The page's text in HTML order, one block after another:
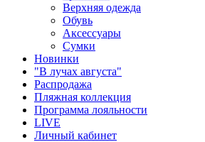
Верхняя одежда
Обувь
Аксессуары
Сумки
Новинки
"В лучах августа"
Распродажа
Пляжная коллекция
Программа лояльности
LIVE
Личный кабинет